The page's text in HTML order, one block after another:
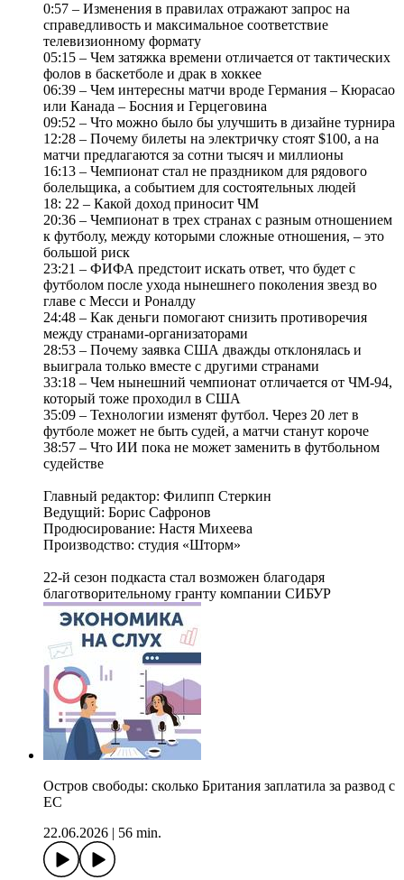
0:57 – Изменения в правилах отражают запрос на
справедливость и максимальное соответствие
телевизионному формату
05:15 – Чем затяжка времени отличается от тактических
фолов в баскетболе и драк в хоккее
06:39 – Чем интересны матчи вроде Германия – Кюрасао
или Канада – Босния и Герцеговина
09:52 – Что можно было бы улучшить в дизайне турнира
12:28 – Почему билеты на электричку стоят $100, а на
матчи предлагаются за сотни тысяч и миллионы
16:13 – Чемпионат стал не праздником для рядового
болельщика, а событием для состоятельных людей
18: 22 – Какой доход приносит ЧМ
20:36 – Чемпионат в трех странах с разным отношением
к футболу, между которыми сложные отношения, – это
большой риск
23:21 – ФИФА предстоит искать ответ, что будет с
футболом после ухода нынешнего поколения звезд во
главе с Месси и Роналду
24:48 – Как деньги помогают снизить противоречия
между странами-организаторами
28:53 – Почему заявка США дважды отклонялась и
выиграла только вместе с другими странами
33:18 – Чем нынешний чемпионат отличается от ЧМ-94,
который тоже проходил в США
35:09 – Технологии изменят футбол. Через 20 лет в
футболе может не быть судей, а матчи станут короче
38:57 – Что ИИ пока не может заменить в футбольном
судействе
Главный редактор: Филипп Стеркин
Ведущий: Борис Сафронов
Продюсирование: Настя Михеева
Производство: студия «Шторм»
22-й сезон подкаста стал возможен благодаря
благотворительному гранту компании СИБУР
Остров свободы: сколько Британия заплатила за развод с
ЕС
22.06.2026
56 min.